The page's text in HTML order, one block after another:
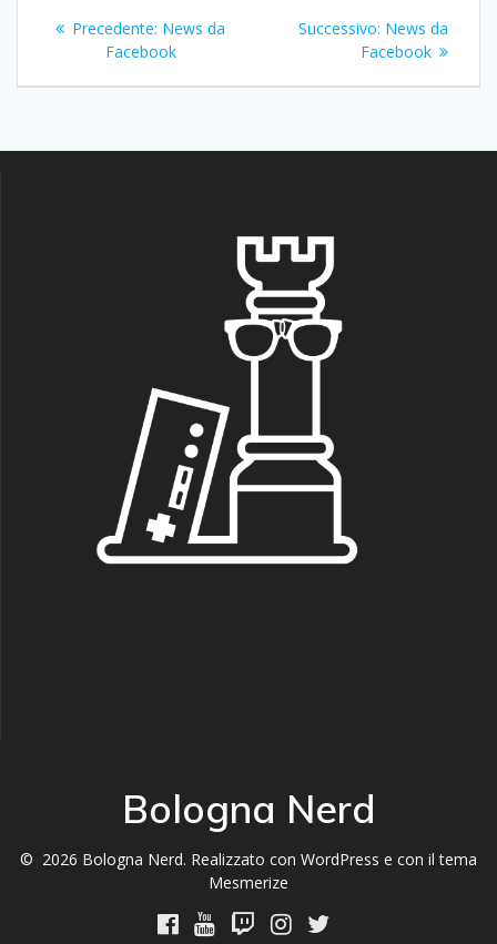
Navigazione
articoli
Precedente: Articolo
precedente:
News da
Facebook
Successivo: Articolo
successivo:
News da
Facebook
Bologna Nerd
© 2026 Bologna Nerd. Realizzato con WordPress e con il tema
Mesmerize